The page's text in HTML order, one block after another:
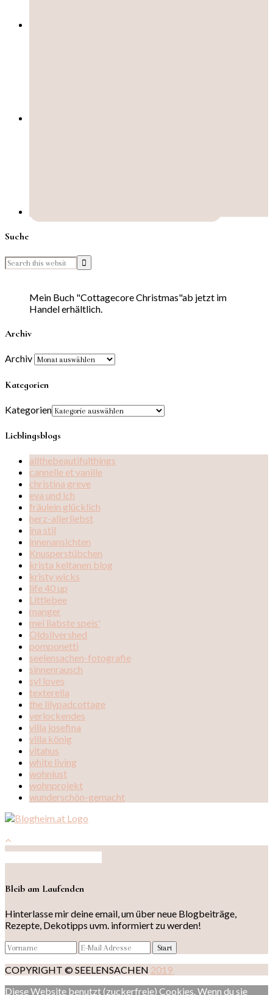
Suche
Mein Buch "Cottagecore Christmas"ab jetzt im
Handel erhältlich.
Archiv
Archiv
Kategorien
Kategorien
Lieblingsblogs
allthebeautifulthings
cannelle et vanille
christina greve
eva und ich
fräulein glücklich
herz-allerliebst
ina stil
innenansichten
Knusperstübchen
krista keltanen blog
kristy wicks
life 40 up
Littlebee
manger
mei liabste speis'
Oldsilvershed
pomponetti
seelensachen-fotografie
sinnenrausch
syl loves
texterella
the lilypadcottage
verlockendes
villa josefina
villa könig
vitahus
white living
wohnlust
wohnprojekt
wunderschön-gemacht
Bleib am Laufenden
Hinterlasse mir deine email, um über neue Blogbeiträge,
Rezepte, Dekotipps uvm. informiert zu werden!
COPYRIGHT © SEELENSACHEN 2019
Diese Website benutzt (zuckerfreie) Cookies. Wenn du sie